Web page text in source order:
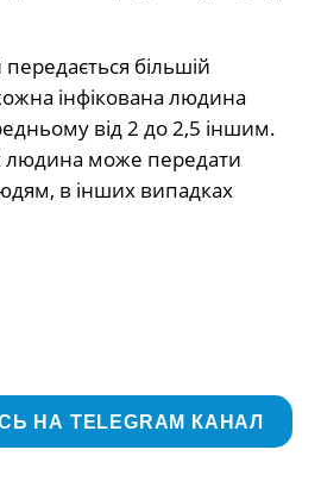
більшій
інфікована людина
від 2 до 2,5 іншим.
людина може передати
в інших випадках
НА TELEGRAM КАНАЛ